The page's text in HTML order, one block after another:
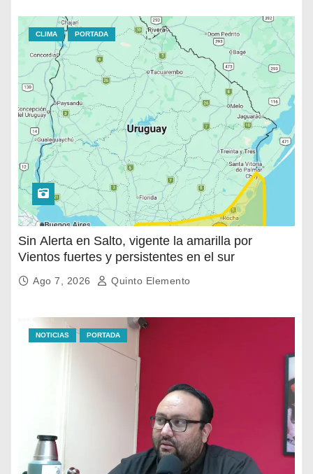
CLIMA PORTADA
Sin Alerta en Salto, vigente la amarilla por
Vientos fuertes y persistentes en el sur
Ago 7, 2026 Quinto Elemento
NOTICIAS PORTADA